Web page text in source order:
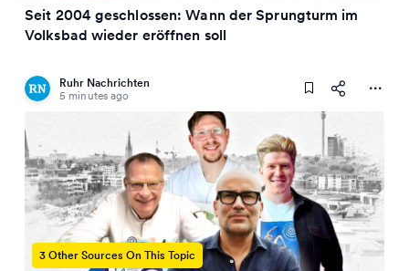
Seit 2004 geschlossen: Wann der Sprungturm im
Volksbad wieder eröffnen soll
Ruhr Nachrichten
5 minutes ago
3 Other Sources On This Topic